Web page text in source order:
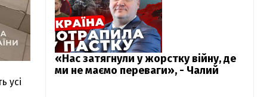
усі
«Нас затягнули у жорстку війну, де
ми не маємо переваги», - Чалий